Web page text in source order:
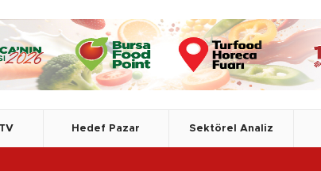
Hedef Pazar Sektörel Analiz